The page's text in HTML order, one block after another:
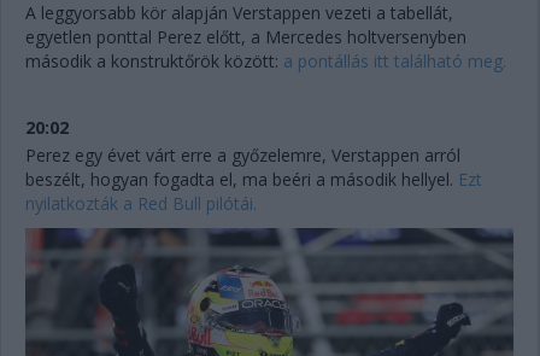
A leggyorsabb kör alapján Verstappen vezeti a tabellát,
egyetlen ponttal Perez előtt, a Mercedes holtversenyben
második a konstruktőrök között: a pontállás itt található meg.
20:02
Perez egy évet várt erre a győzelemre, Verstappen arról
beszélt, hogyan fogadta el, ma beéri a második hellyel. Ezt
nyilatkozták a Red Bull pilótái.